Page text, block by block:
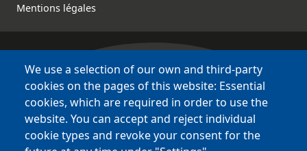
Mentions légales
Bretagne Culture Diversité
des sites variés !
Sites
BCD
Bazhvalan
We use a selection of our own and third-party
cookies on the pages of this website: Essential
cookies, which are required in order to use the
website. You can accept and reject individual
cookie types and revoke your consent for the